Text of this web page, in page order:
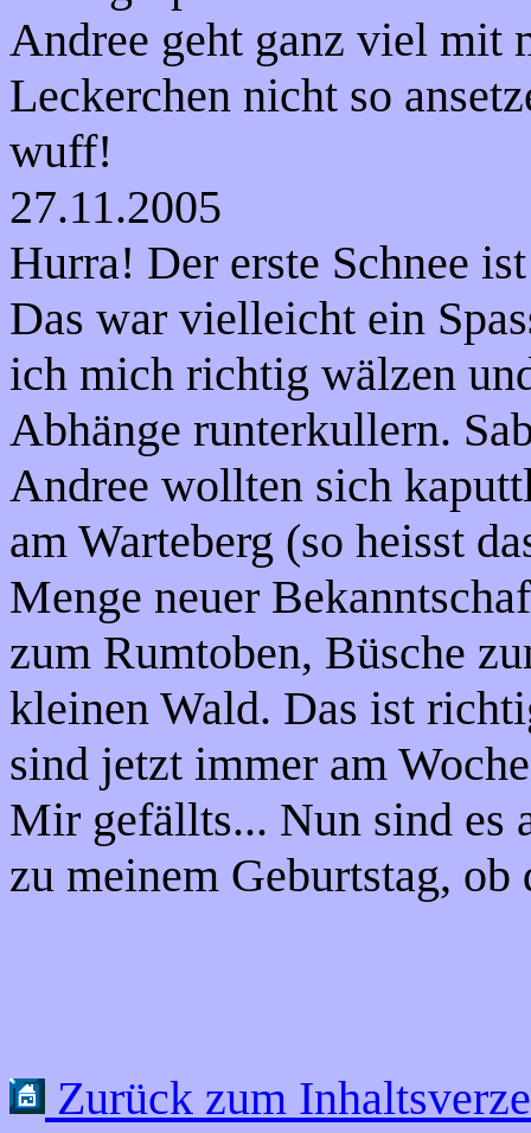
Andree geht ganz viel mit
Leckerchen nicht so
wuff!
27.11.2005
Hurra! Der erste Schnee
Das war vielleicht ein
ich mich richtig wälzen
Abhänge runterkullern.
Andree wollten sich
am Warteberg (so heisst
Menge neuer
zum Rumtoben, Büsche
kleinen Wald. Das ist
sind jetzt immer am
Mir gefällts... Nun sind es
zu meinem Geburtstag,
Zurück zum